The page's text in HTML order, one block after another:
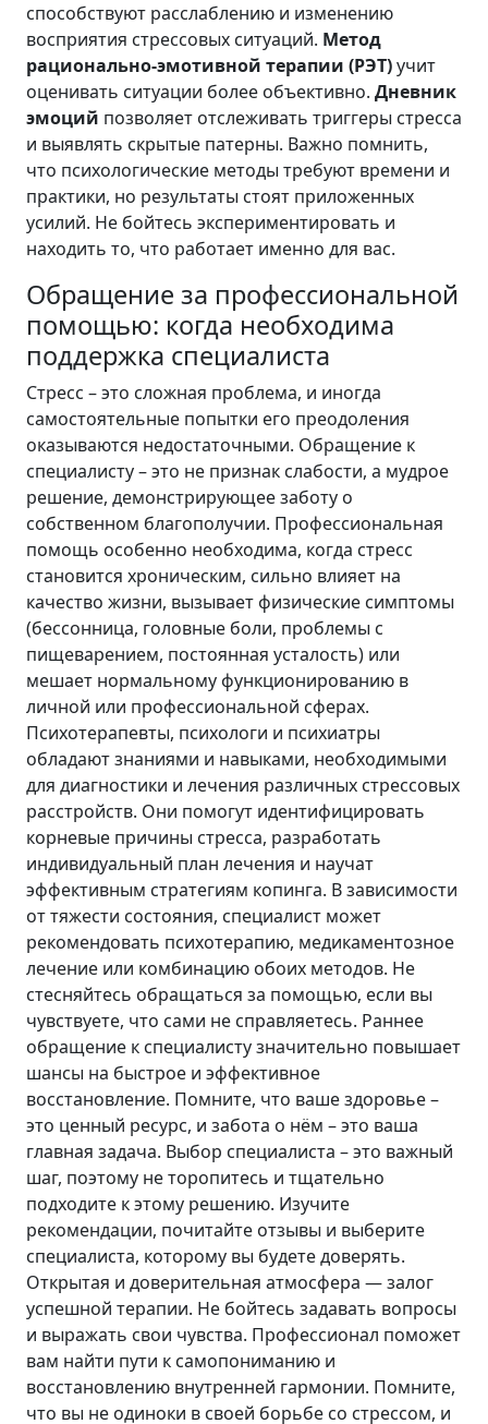
способствуют расслаблению и изменению
восприятия стрессовых ситуаций. Метод
рационально-эмотивной терапии (РЭТ)учит
оценивать ситуации более объективно. Дневник
эмоций позволяет отслеживать триггеры стресса
и выявлять скрытые патерны. Важно помнить,
что психологические методы требуют времени и
практики, но результаты стоят приложенных
усилий. Не бойтесь экспериментировать и
находить то, что работает именно для вас.
Обращение за профессиональной
помощью: когда необходима
поддержка специалиста
Стресс – это сложная проблема, и иногда
самостоятельные попытки его преодоления
оказываются недостаточными. Обращение к
специалисту – это не признак слабости, а мудрое
решение, демонстрирующее заботу о
собственном благополучии. Профессиональная
помощь особенно необходима, когда стресс
становится хроническим, сильно влияет на
качество жизни, вызывает физические симптомы
(бессонница, головные боли, проблемы с
пищеварением, постоянная усталость) или
мешает нормальному функционированию в
личной или профессиональной сферах.
Психотерапевты, психологи и психиатры
обладают знаниями и навыками, необходимыми
для диагностики и лечения различных стрессовых
расстройств. Они помогут идентифицировать
корневые причины стресса, разработать
индивидуальный план лечения и научат
эффективным стратегиям копинга. В зависимости
от тяжести состояния, специалист может
рекомендовать психотерапию, медикаментозное
лечение или комбинацию обоих методов. Не
стесняйтесь обращаться за помощью, если вы
чувствуете, что сами не справляетесь. Раннее
обращение к специалисту значительно повышает
шансы на быстрое и эффективное
восстановление. Помните, что ваше здоровье –
это ценный ресурс, и забота о нём – это ваша
главная задача. Выбор специалиста – это важный
шаг, поэтому не торопитесь и тщательно
подходите к этому решению. Изучите
рекомендации, почитайте отзывы и выберите
специалиста, которому вы будете доверять.
Открытая и доверительная атмосфера — залог
успешной терапии. Не бойтесь задавать вопросы
и выражать свои чувства. Профессионал поможет
вам найти пути к самопониманию и
восстановлению внутренней гармонии. Помните,
что вы не одиноки в своей борьбе со стрессом, и